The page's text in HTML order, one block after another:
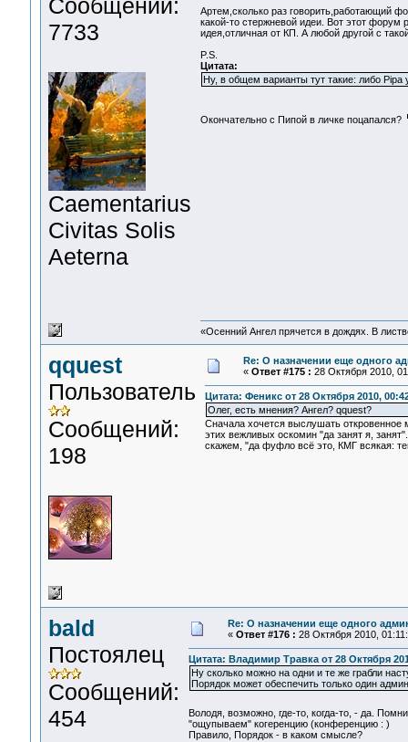
Сообщений:
7733
Сaementarius
Civitas Solis
Aeterna
Артем,сколько раз говорить,работающий
какой-то стержневой идеи. Вот этот форум
идея,отличная от КП. А любой другой с
P.S.
Цитата:
Ну, в общем варианты тут такие: либо
Окончательно с Пипой в личке поцапался?
«Осенний Ангел прячется в дождях. В
qquest
Пользователь
Сообщений:
198
Re: О назначении еще одного
« Ответ #175 : 28 Октября 2010,
Цитата: Феникс от 28 Октября 2010,
Олег, есть мнения? Ангел? qquest?
Сначала хочется выслушать откровенное
этих вежливых оскомин "да занят я,
скажем, "да фуфло всё это, КМГ всякая:
bald
Постоялец
Сообщений:
454
Re: О назначении еще одного
« Ответ #176 : 28 Октября 2010,
Цитата: Владимир Травка от 28 Октября
Ну сколько можно на одни и те же грабли
Порядок может обеспечить только один
Володя, возможно, где-то, когда-то, - да.
"ощупываем" когеренцию (конференцию : )
Правило, Порядок - в каком смысле?